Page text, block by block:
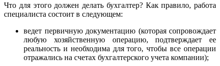
Что для этого должен делать бухгалтер? Как правило, работа
специалиста состоит в следующем:
ведет первичную документацию (которая сопровождает
любую хозяйственную операцию, подтверждает ее
реальность и необходима для того, чтобы все операции
отражались на счетах бухгалтерского учета компании);